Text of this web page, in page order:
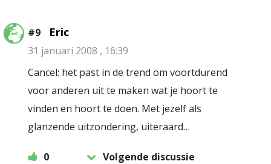
#9 Eric
31 januari 2008 , 16:39
Cancel: het past in de trend om voortdurend
voor anderen uit te maken wat je hoort te
vinden en hoort te doen. Met jezelf als
glanzende uitzondering, uiteraard…
0
Volgende discussie